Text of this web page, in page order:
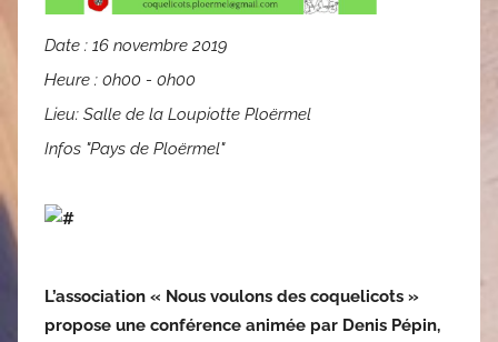
Date : 16 novembre 2019
Heure : 0h00 - 0h00
Lieu: Salle de la Loupiotte Ploërmel
Infos "Pays de Ploërmel"
L’association « Nous voulons des coquelicots »
propose une conférence animée par Denis Pépin,